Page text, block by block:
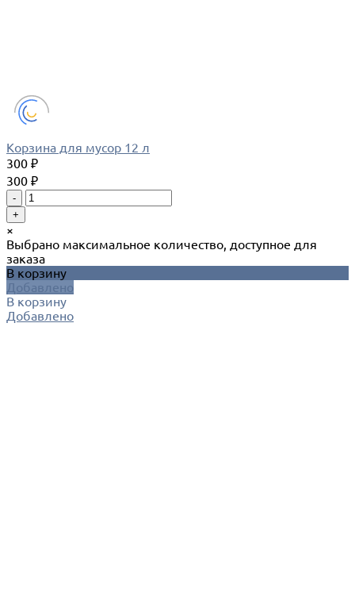
Корзина для мусор 12 л
300 ₽
300 ₽
-
+
×
Выбрано максимальное количество, доступное для
заказа
В корзину
Добавлено
В корзину
Добавлено